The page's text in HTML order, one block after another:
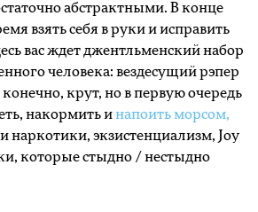
абстрактными. В конце
взять себя в руки и исправить
вас ждет джентльменский набор
человека: вездесущий рэпер
крут, но в первую очередь
накормить инапоить морсом,
наркотики, экзистенциализм, Joy
которые стыдно / нестыдно